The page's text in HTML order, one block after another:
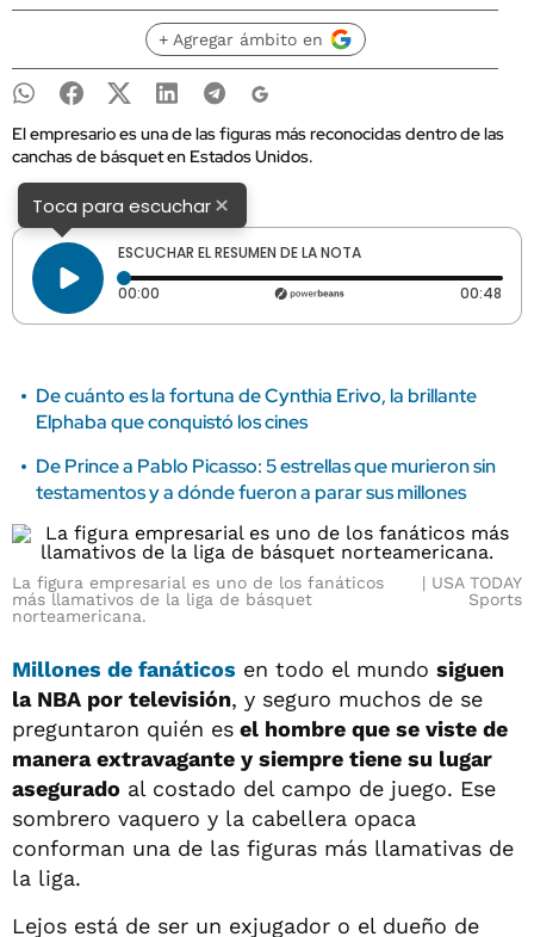
+ Agregar ámbito en
El empresario es una de las figuras más reconocidas dentro de las
canchas de básquet en Estados Unidos.
Toca para escuchar×
ESCUCHAR EL RESUMEN DE LA NOTA
00:00 Tiempo transcurrido: 0 segundos 00:48
De cuánto es la fortuna de Cynthia Erivo, la brillante
Elphaba que conquistó los cines
De Prince a Pablo Picasso: 5 estrellas que murieron sin
testamentos y a dónde fueron a parar sus millones
La figura empresarial es uno de los fanáticos
más llamativos de la liga de básquet
norteamericana.
USA TODAY
Sports
Millones de fanáticos en todo el mundo siguen
la NBA por televisión, y seguro muchos de se
preguntaron quién es el hombre que se viste de
manera extravagante y siempre tiene su lugar
asegurado al costado del campo de juego. Ese
sombrero vaquero y la cabellera opaca
conforman una de las figuras más llamativas de
la liga.
Lejos está de ser un exjugador o el dueño de